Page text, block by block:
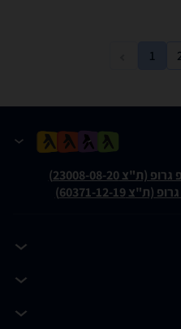
1
23008-08-20)
60371-12-19)